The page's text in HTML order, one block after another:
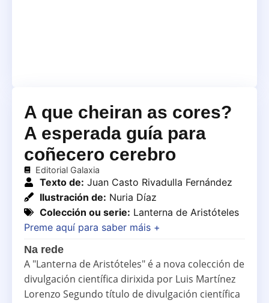
A que cheiran as cores?
A esperada guía para
coñecero cerebro
Editorial Galaxia
Texto de: Juan Casto Rivadulla Fernández
Ilustración de: Nuria Díaz
Colección ou serie: Lanterna de Aristóteles
Preme aquí para saber máis +
Na rede
A "Lanterna de Aristóteles" é a nova colección de
divulgación científica dirixida por Luis Martínez
Lorenzo Segundo título de divulgación científica